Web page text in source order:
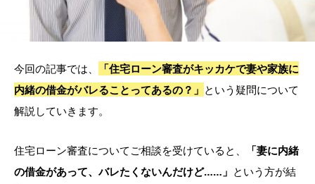
今回の記事では、
「住宅ローン審査がキッカケで妻や家族に
内緒の借金がバレることってあるの？」 という疑問について
解説していきます。
住宅ローン審査についてご相談を受けていると、
「妻に内緒
の借金があって、バレたくないんだけど……」 という方が結